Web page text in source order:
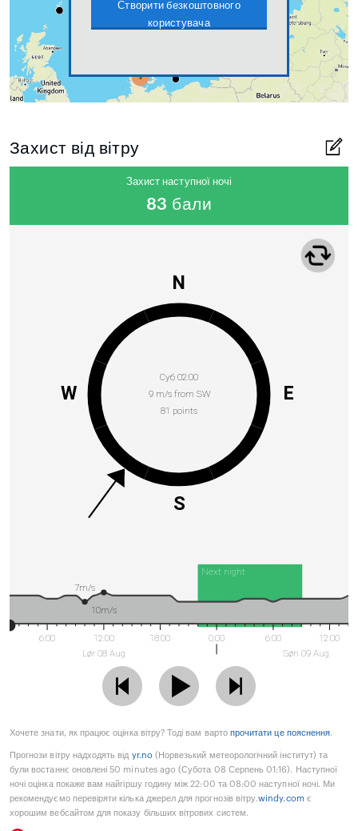
Створити безкоштовного
користувача
Захист від вітру
Захист наступної ночі
83 бали
Суб 02:00
9 m/s from SW
81 points
N
E
S
W
Next night
6:00
12:00
Lør 08 Aug
18:00 0:00 6:00
12:00
Søn 09 Aug
10m/s
7m/s
Хочете знати, як працює оцінка вітру? Тоді вам варто прочитати це пояснення.
Прогнози вітру надходять від yr.no (Норвезький метеорологічний інститут) та
були востаннє оновлені 50 minutes ago (Субота 08 Серпень 01:16). Наступної
ночі оцінка покаже вам найгіршу годину між 22:00 та 08:00 наступної ночі. Ми
рекомендуємо перевіряти кілька джерел для прогнозів вітру.windy.comє
хорошим вебсайтом для показу більших вітрових систем.